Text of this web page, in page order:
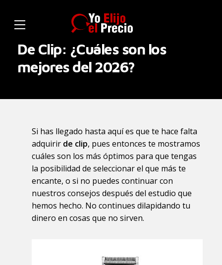
De Clip: ¿Cuáles son los
mejores del 2026?
Si has llegado hasta aquí es que te hace falta
adquirir de clip, pues entonces te mostramos
cuáles son los más óptimos para que tengas
la posibilidad de seleccionar el que más te
encante, o si no puedes continuar con
nuestros consejos después del estudio que
hemos hecho. No continues dilapidando tu
dinero en cosas que no sirven.